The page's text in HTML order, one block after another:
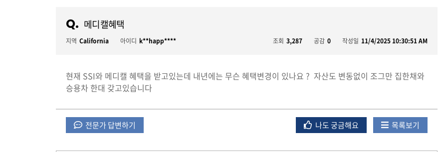
Q. 메디캘혜택
지역 California 아이디 k**happ**** 조회 3,287 공감 0 작성일 11/4/2025 10:30:51 AM
현재 SSI와 메디캘 혜택을 받고있는데 내년에는 무슨 혜택변경이 있나요 ? 자산도 변동없이 조그만 집한채와
승용차 한대 갖고있습니다
전문가 답변하기 나도 궁금해요 목록보기